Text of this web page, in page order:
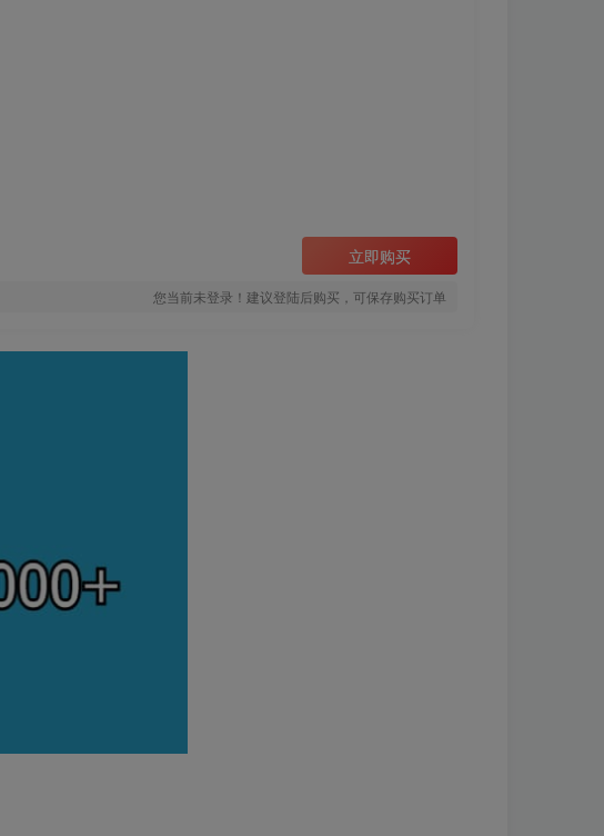
立即购买
您当前未登录！建议登陆后购买，可保存购买订单